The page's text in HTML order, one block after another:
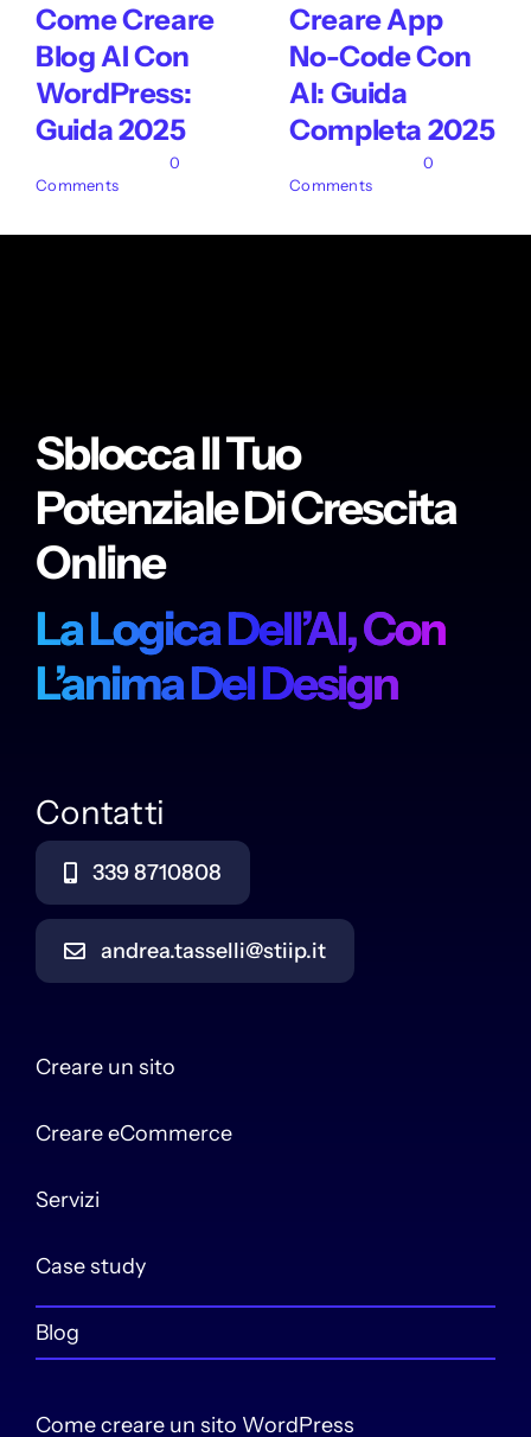
Come Creare
Blog AI Con
WordPress:
Guida 2025
0
Comments
Creare App
No-Code Con
AI: Guida
Completa 2025
0
Comments
Sblocca Il Tuo
Potenziale Di Crescita
Online
La Logica Dell’AI, Con
L’anima Del Design
Contatti
339 8710808
andrea.tasselli@stiip.it
Creare un sito
Creare eCommerce
Servizi
Case study
Blog
Come creare un sito WordPress